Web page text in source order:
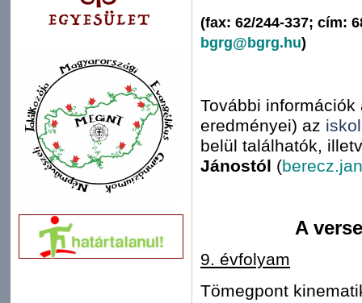
(fax: 62/244-337; cím:
bgrg@bgrg.hu)
További
eredményei) az
belül találhatók,
Jánostól (
A
9. évfolyam
Tömegpont